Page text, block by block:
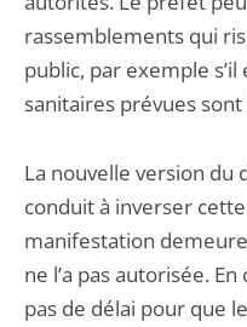
rassemblements qui
public, par exemple
sanitaires prévues
La nouvelle version du
conduit à inverser
manifestation
ne l’a pas autorisée.
pas de délai pour que